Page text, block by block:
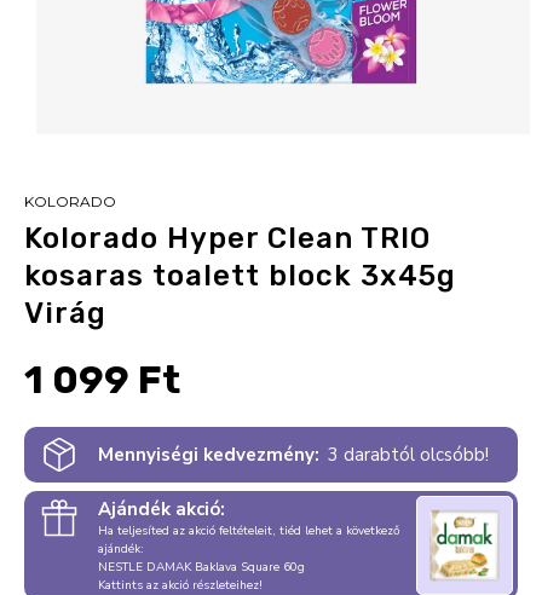
KOLORADO
Kolorado Hyper Clean TRIO
kosaras toalett block 3x45g
Virág
1 099 Ft
Mennyiségi kedvezmény: 3 darabtól olcsóbb!
Ajándék akció:
Ha teljesíted az akció feltételeit, tiéd lehet a következő
ajándék:
NESTLE DAMAK Baklava Square 60g
Kattints az akció részleteihez!